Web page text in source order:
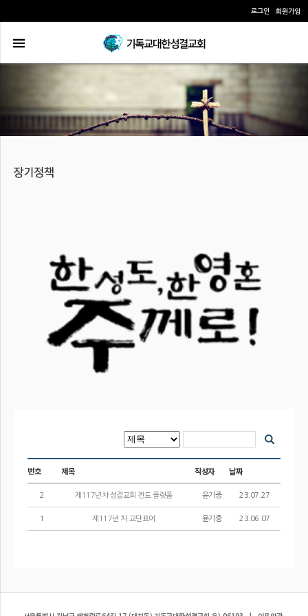
로그인 회원가입
번호 제목 작성자 날짜
2 제117년차 성결교회 전도 플랫폼 윤기중 23.07.27
1 제117년 차 교단표어 윤기중 23.06.07